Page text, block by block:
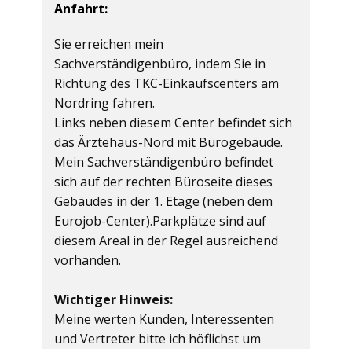
Anfahrt:
Sie erreichen mein
Sachverständigenbüro, indem Sie in
Richtung des TKC-Einkaufscenters am
Nordring fahren.
Links neben diesem Center befindet sich
das Ärztehaus-Nord mit Bürogebäude.
Mein Sachverständigenbüro befindet
sich auf der rechten Büroseite dieses
Gebäudes in der 1. Etage (neben dem
Eurojob-Center).Parkplätze sind auf
diesem Areal in der Regel ausreichend
vorhanden.
Wichtiger Hinweis:
Meine werten Kunden, Interessenten
und Vertreter bitte ich höflichst um